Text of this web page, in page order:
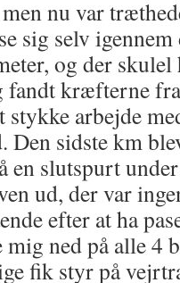
nu var
sig selv
og der skulel
kræfterne
arbejde
Den sidste km
en slutspurt
ud, der var
efter at ha
ned på alle 4
fik styr på